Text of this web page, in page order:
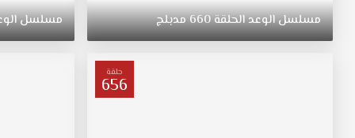
مسلسلالوعدالحلقة660مدبلج مسلسل
حلقة
656